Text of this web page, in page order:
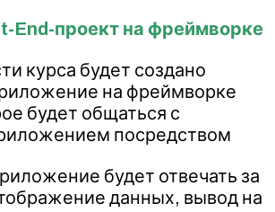
End-проект на фреймворке
курса будет создано
на фреймворке
будет общаться с
посредством
будет отвечать за
данных, вывод на